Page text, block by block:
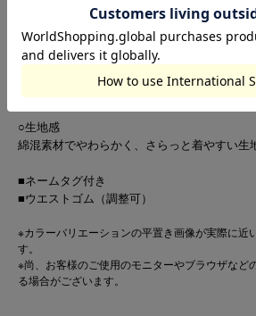
縦ラインと裾のメロー仕様がアクセントにな
す。
すっきり見えする細めのシルエットに、裾に
ワンピースとのセットアップ風コーデにもお
○生地感
綿混素材でやわらかく、さらっと着やすい生
■ネームタグ付き
■ウエストゴム（調整可）
※カラーバリエーションの平置き画像が実際に近
す。
※尚、お客様のご使用のモニターやブラウザなど
る場合がございます。